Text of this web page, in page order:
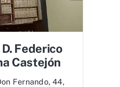
Federico
Castejón
Fernando, 44,